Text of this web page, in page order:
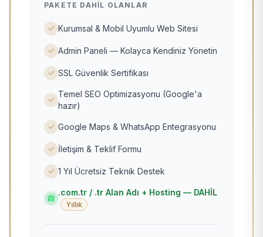
PAKETE DAHIL OLANLAR
Kurumsal & Mobil Uyumlu Web Sitesi
Admin Paneli — Kolayca Kendiniz Yönetin
SSL Güvenlik Sertifikası
Temel SEO Optimizasyonu (Google'a
hazır)
Google Maps & WhatsApp Entegrasyonu
İletişim & Teklif Formu
1 Yıl Ücretsiz Teknik Destek
.com.tr / .tr Alan Adı + Hosting — DAHİL
Yıllık